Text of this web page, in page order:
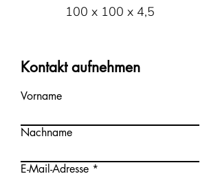
100 x 100 x 4,5
Kontakt aufnehmen
Vorname
Nachname
E-Mail-Adresse